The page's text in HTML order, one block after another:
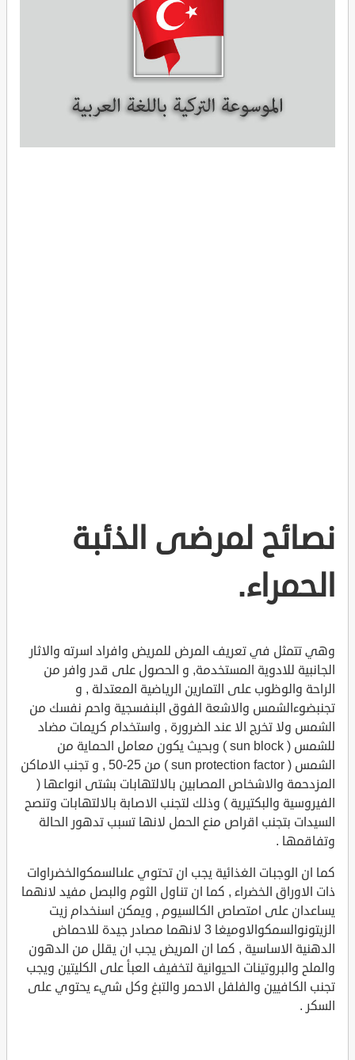
نصائح لمرضى الذئبة
الحمراء.
وهي تتمثل في تعريف المرض للمريض وافراد اسرته والاثار
الجانبية للادوية المستخدمة, و الحصول على قدر وافر من
الراحة والوظوب على التمارين الرياضية المعتدلة , و
تجنبضوءالشمس والاشعة الفوق البنفسجية واحم نفسك من
الشمس ولا تخرج الا عند الضرورة , واستخدام كريمات مضاد
للشمس ( sun block ) وبحيث يكون معامل الحماية من
الشمس ( sun protection factor ) من 25-50 , و تجنب الاماكن
المزدحمة والاشخاص المصابين بالالتهابات بشتى انواعها (
الفيروسية والبكتيرية ) وذلك لتجنب الاصابة بالالتهابات وتنصح
السيدات بتجنب اقراص منع الحمل لانها تسبب تدهور الحالة
وتفاقمها .
كما ان الوجبات الغذائية يجب ان تحتوي علىالسمكوالخضراوات
ذات الاوراق الخضراء , كما ان تناول الثوم والبصل مفيد لانهما
يساعدان على امتصاص الكالسيوم , ويمكن اسنخدام زيت
الزيتونوالسمكوالاوميغا 3 لانهما مصادر جيدة للاحماض
الدهنية الاساسية , كما ان المريض يجب ان يقلل من الدهون
والملح والبروتينات الحيوانية لتخفيف العبأ على الكليتين ويجب
تجنب الكافيين والفلفل الاحمر والتبغ وكل شيء يحتوي على
السكر .